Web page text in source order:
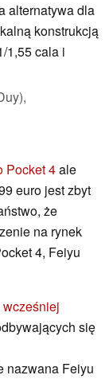
alternatywa dla
konstrukcją
1,55 cala i
Pocket 4ale
euro jest zbyt
że
na rynek
4, Feiyu
wcześniej
się
nazwana Feiyu